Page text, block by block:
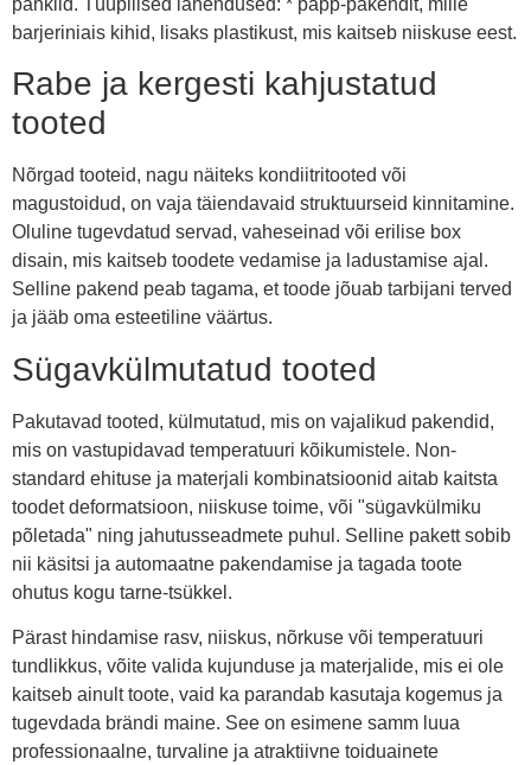
barjeriniais kihid, lisaks plastikust, mis kaitseb niiskuse eest.
Rabe ja kergesti kahjustatud
tooted
Nõrgad tooteid, nagu näiteks kondiitritooted või
magustoidud, on vaja täiendavaid struktuurseid kinnitamine.
Oluline tugevdatud servad, vaheseinad või erilise box
disain, mis kaitseb toodete vedamise ja ladustamise ajal.
Selline pakend peab tagama, et toode jõuab tarbijani terved
ja jääb oma esteetiline väärtus.
Sügavkülmutatud tooted
Pakutavad tooted, külmutatud, mis on vajalikud pakendid,
mis on vastupidavad temperatuuri kõikumistele. Non-
standard ehituse ja materjali kombinatsioonid aitab kaitsta
toodet deformatsioon, niiskuse toime, või "sügavkülmiku
põletada" ning jahutusseadmete puhul. Selline pakett sobib
nii käsitsi ja automaatne pakendamise ja tagada toote
ohutus kogu tarne-tsükkel.
Pärast hindamise rasv, niiskus, nõrkuse või temperatuuri
tundlikkus, võite valida kujunduse ja materjalide, mis ei ole
kaitseb ainult toote, vaid ka parandab kasutaja kogemus ja
tugevdada brändi maine. See on esimene samm luua
professionaalne, turvaline ja atraktiivne toiduainete